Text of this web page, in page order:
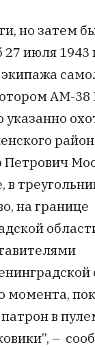
но затем
июля 1943
АМ-
указанно
Петрович
в
на границе
момента,
в
–